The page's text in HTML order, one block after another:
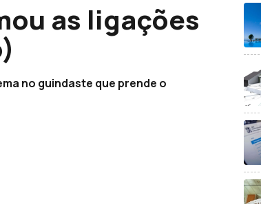
as ligações
no guindaste que prende o